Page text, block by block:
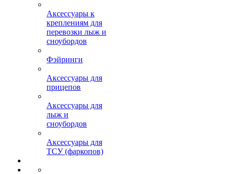
Аксессуары к
креплениям для
перевозки лыж и
сноубордов
Фэйринги
Аксессуары для
прицепов
Аксессуары для
лыж и
сноубордов
Аксессуары для
ТСУ (фаркопов)